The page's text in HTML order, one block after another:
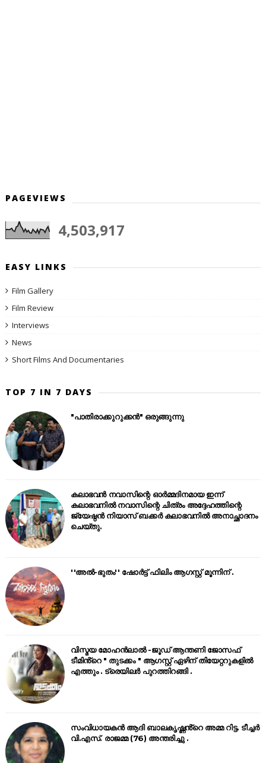
PAGEVIEWS
4,503,917
EASY LINKS
Film Gallery
Film Review
Interviews
News
Short Films And Documentaries
TOP 7 IN 7 DAYS
"പാതിരാക്കുറുക്കൻ" ഒരുങ്ങുന്നു
കലാഭവൻ നവാസിന്റെ ഓർമ്മദിനമായ ഇന്ന്
കലാഭവനിൽ നവാസിന്റെ ചിത്രം അദ്ദേഹത്തിന്റെ
ജ്യേഷ്ഠൻ നിയാസ് ബക്കർ കലാഭവനിൽ അനാച്ഛാദനം
ചെയ്തു.
''അൽ-ഭുതം'' ഷോർട്ട് ഫിലിം ആഗസ്റ്റ് മൂന്നിന് .
വിസ്മയ മോഹൻലാൽ -ജൂഡ് ആന്തണി ജോസഫ്
ടീമിൻ്റെ " തുടക്കം " ആഗസ്റ്റ് ഏഴിന് തിയേറ്ററുകളിൽ
എത്തും . ട്രെയിലർ പുറത്തിറങ്ങി .
സംവിധായകൻ ആദി ബാലകൃഷ്ണൻ്റെ അമ്മ റിട്ട. ടീച്ചർ
വി.എസ്. രാജമ്മ (76) അന്തരിച്ചു .